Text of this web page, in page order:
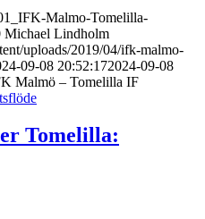
Malmo-Tomelilla-
Michael Lindholm
uploads/2019/04/ifk-malmo-
09-08 20:52:172024-09-08
Malmö – Tomelilla IF
Tomelilla: